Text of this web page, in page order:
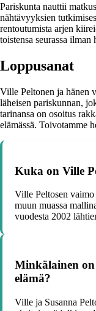
Pariskunta nauttii
nähtävyyksien
rentoutumista arjen
toistensa seurassa
Loppusanat
Ville Peltonen ja hänen
läheisen pariskunnan,
tarinansa on osoitus
elämässä. Toivotamme
Kuka on Ville
Ville Peltosen
muun muassa
vuodesta 2002
Minkälainen on
elämä?
Ville ja Susanna